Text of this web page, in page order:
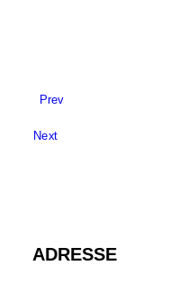
Prev
Next
ADRESSE